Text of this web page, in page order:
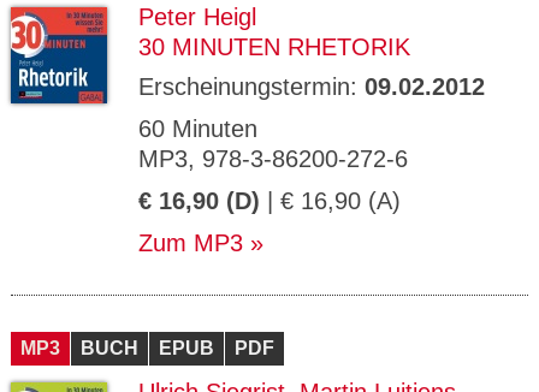
Peter Heigl
30 MINUTEN RHETORIK
Erscheinungstermin: 09.02.2012
60 Minuten
MP3, 978-3-86200-272-6
€ 16,90 (D) | € 16,90 (A)
Zum MP3
MP3 BUCH EPUB PDF